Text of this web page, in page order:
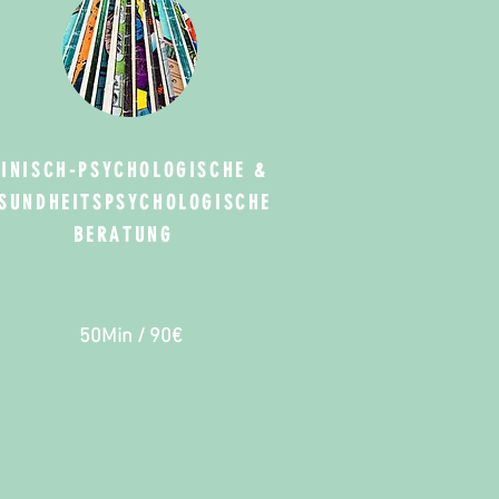
PSYCHOLOGISCHE &
BERATUNG
50Min / 90€